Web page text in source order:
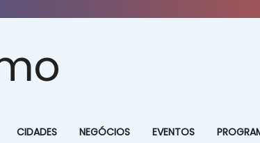
CIDADES NEGÓCIOS EVENTOS